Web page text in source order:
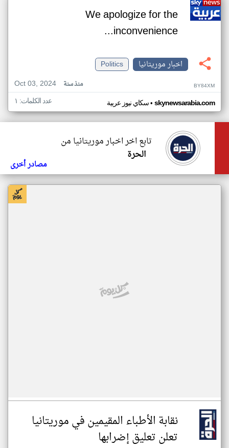
We apologize for the
inconvenience...
اخبار موريتانيا
Politics
Oct 03, 2024
منذ سنة BY84XM
سكاي نيوز عربية• skynewsarabia.com عدد الكلمات: ١
تابع اخر اخبار موريتانيا من
الحرة
مصادر أخرى
نقابة الأطباء المقيمين في موريتانيا
تعلن تعليق إضرابها